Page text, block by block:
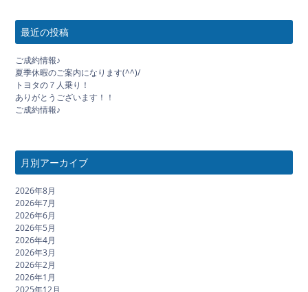
最近の投稿
ご成約情報♪
夏季休暇のご案内になります(^^)/
トヨタの７人乗り！
ありがとうございます！！
ご成約情報♪
月別アーカイブ
2026年8月
2026年7月
2026年6月
2026年5月
2026年4月
2026年3月
2026年2月
2026年1月
2025年12月